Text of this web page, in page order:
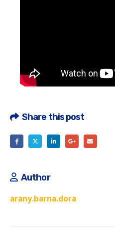
Share this post
Author
arany.barna.dora